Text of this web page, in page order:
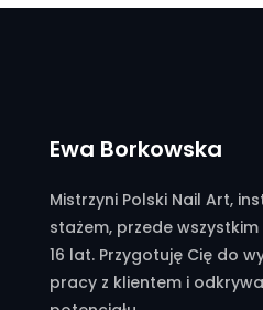
Ewa Borkowska
Mistrzyni Polski Nail Art,
stażem, przede
16 lat. Przygotuję Cię do
pracy z klientem i